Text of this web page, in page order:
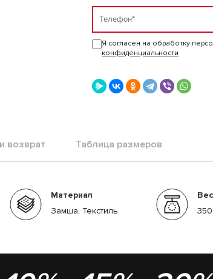
Я согласен на обработку
конфиденциальности
возврат Таблица размеров
Материал
Замша, Текстиль
Вес